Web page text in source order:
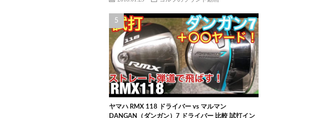
ヤマハ RMX 118 ドライバー vs マルマン
DANGAN（ダンガン）7 ドライバー 比較 試打イン